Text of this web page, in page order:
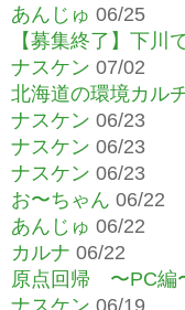
あんじゅ 06/25
【募集終了】下川
ナスケン 07/02
北海道の環境カル
ナスケン 06/23
ナスケン 06/23
ナスケン 06/23
お〜ちゃん 06/22
あんじゅ 06/22
カルナ 06/22
原点回帰 〜PC編
ナスケン 06/19